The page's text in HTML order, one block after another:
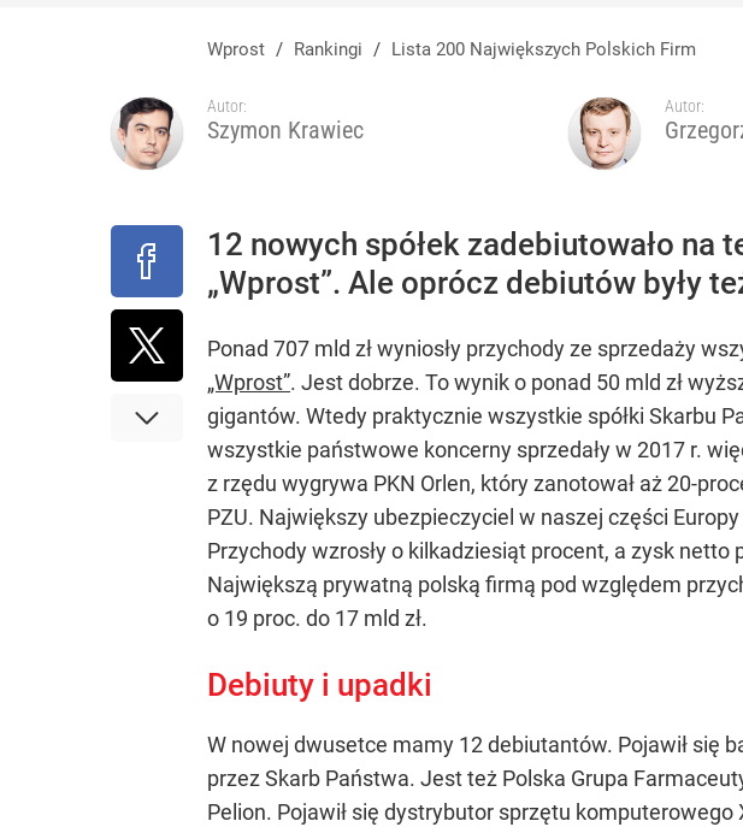
Rzeczniczka MSZ Rosji ostro o słowach Nawrockiego. Sikorski stanął w
Wprost / Rankingi / Lista 200 Największych Polskich Firm
Autor:
Szymon Krawiec
Autor:
Lista 200
12 nowych spółek zadebiutowało
„Wprost”. Ale oprócz debiutów były
Ponad 707 mld zł wyniosły przychody ze sprzedaży
„Wprost”. Jest dobrze. To wynik o ponad 50 mld zł
gigantów. Wtedy praktycznie wszystkie spółki Skarbu
wszystkie państwowe koncerny sprzedały w 2017 r.
z rzędu wygrywa PKN Orlen, który zanotował aż 20-
PZU. Największy ubezpieczyciel w naszej części
Przychody wzrosły o kilkadziesiąt procent, a zysk
Największą prywatną polską firmą pod względem
o 19 proc. do 17 mld zł.
Debiuty i upadki
W nowej dwusetce mamy 12 debiutantów. Pojawił się
przez Skarb Państwa. Jest też Polska Grupa
Pelion. Pojawił się dystrybutor sprzętu